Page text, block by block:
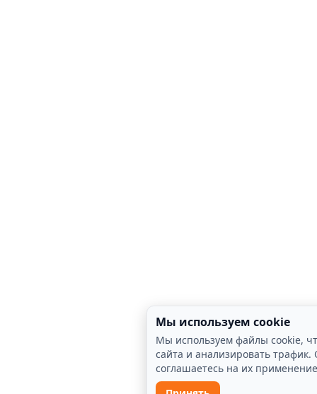
Мы используем cookie
Мы используем файлы cookie,
сайта и анализировать
соглашаетесь на их